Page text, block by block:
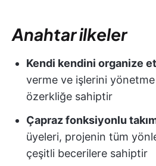
Anahtar ilkeler
Kendi kendini organize
verme ve işlerini
özerkliğe sahiptir
Çapraz fonksiyonlu
üyeleri, projenin tüm
çeşitli becerilere sahiptir